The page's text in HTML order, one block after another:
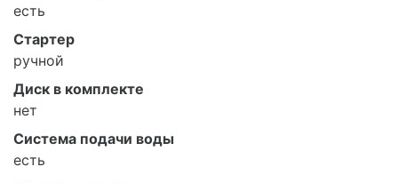
есть
Стартер
ручной
Диск в комплекте
нет
Система подачи воды
есть